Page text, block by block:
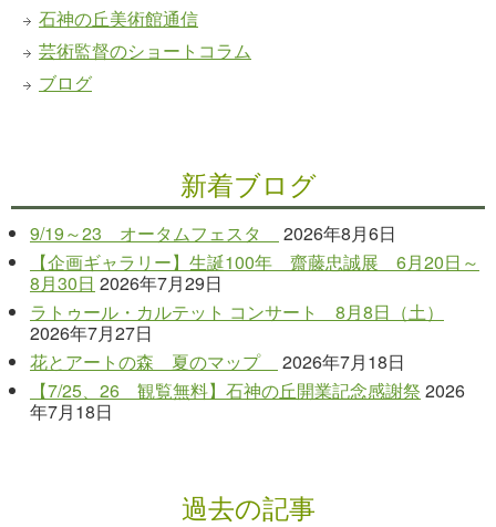
石神の丘美術館通信
芸術監督のショートコラム
ブログ
新着ブログ
9/19～23 オータムフェスタ
2026年8月6日
【企画ギャラリー】生誕100年 齋藤忠誠展 6月20日～
8月30日 2026年7月29日
ラトゥール・カルテット コンサート 8月8日（土）
2026年7月27日
花とアートの森 夏のマップ
2026年7月18日
【7/25、26 観覧無料】石神の丘開業記念感謝祭 2026
年7月18日
過去の記事